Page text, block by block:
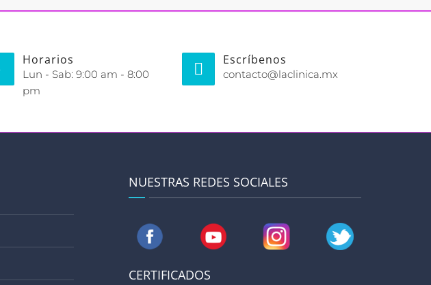
Horarios
Lun - Sab: 9:00 am - 8:00
pm
Escríbenos
contacto@laclinica.mx
NUESTRAS REDES SOCIALES
CERTIFICADOS